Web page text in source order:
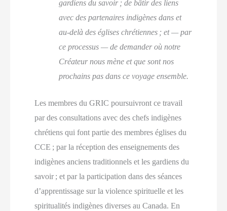
gardiens du savoir ; de bâtir des liens
avec des partenaires indigènes dans et
au-delà des églises chrétiennes ; et — par
ce processus — de demander où notre
Créateur nous mène et que sont nos
prochains pas dans ce voyage ensemble.
Les membres du GRIC poursuivront ce travail
par des consultations avec des chefs indigènes
chrétiens qui font partie des membres églises du
CCE ; par la réception des enseignements des
indigènes anciens traditionnels et les gardiens du
savoir ; et par la participation dans des séances
d’apprentissage sur la violence spirituelle et les
spiritualités indigènes diverses au Canada. En